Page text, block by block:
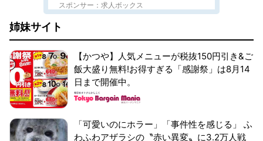
スポンサー：求人ボックス
姉妹サイト
【かつや】人気メニューが税抜150円引き&ご
飯大盛り無料!お得すぎる「感謝祭」は8月14
日まで開催中。
「可愛いのにホラー」「事件性を感じる」 ふ
わふわアザラシの〝赤い異変〟に3.2万人戦